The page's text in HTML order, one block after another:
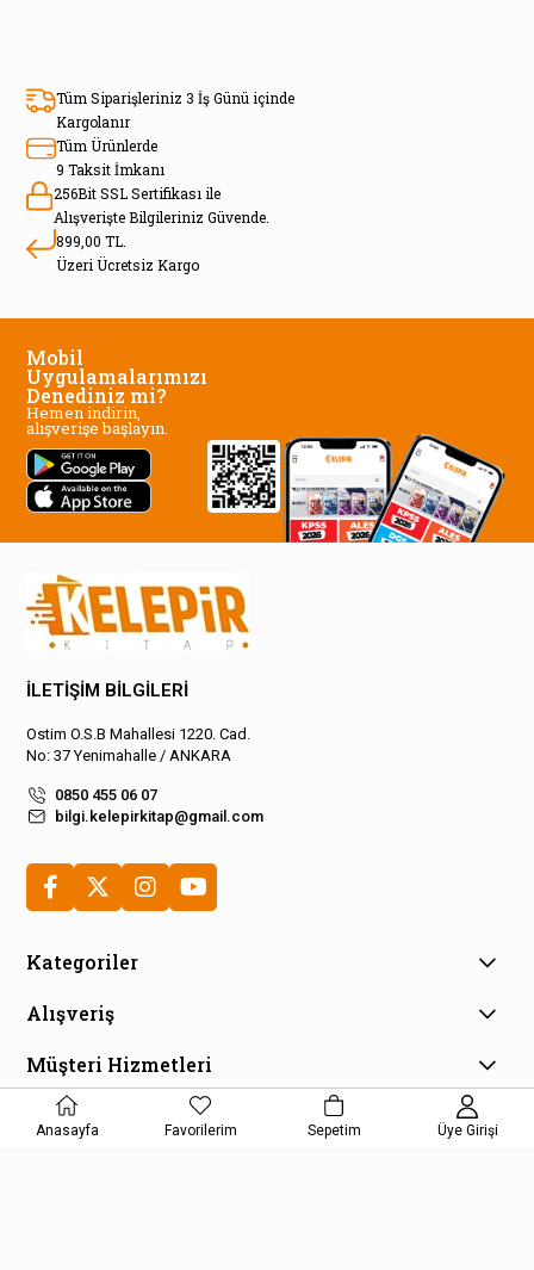
Tüm Siparişleriniz 3 İş Günü içinde
Kargolanır
Tüm Ürünlerde
9 Taksit İmkanı
256Bit SSL Sertifikası ile
Alışverişte Bilgileriniz Güvende.
899,00 TL.
Üzeri Ücretsiz Kargo
Mobil
Uygulamalarımızı
Denediniz mi?
Hemen indirin,
alışverişe başlayın.
İLETİŞİM BİLGİLERİ
Ostim O.S.B Mahallesi 1220. Cad.
No: 37 Yenimahalle / ANKARA
0850 455 06 07
bilgi.kelepirkitap@gmail.com
Kategoriler
Alışveriş
Müşteri Hizmetleri
E-Bülten Aboneliği
Kampanya ve fırsatlardan haberdar olmak için e-bültenimize
Anasayfa Favorilerim Sepetim Üye Girişi